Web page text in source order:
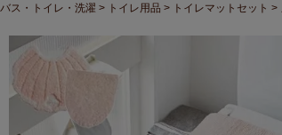
バス・トイレ・洗濯 トイレ用品 トイレマットセット